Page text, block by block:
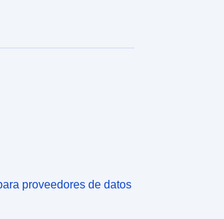
proveedores de datos